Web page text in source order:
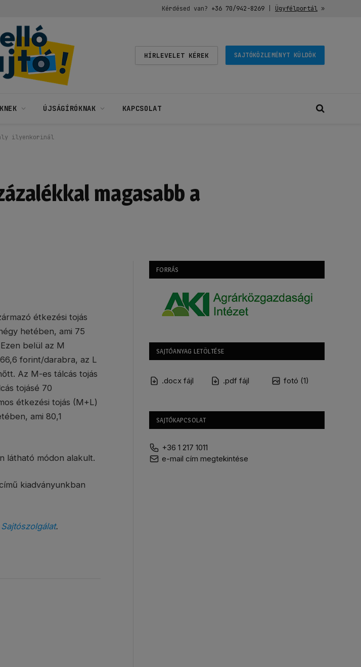
Kérdésed van? +36 70/942-8269| Ügyfélportál»
HÍRLEVELET KÉREK SAJTÓKÖZLEMÉNYT KÜLDÖK
ÚJSÁGÍRÓKNAK KAPCSOLAT
ilyenkorinál
magasabb a
étkezési tojás
hetében, ami 75
belül az M
forint/darabra, az L
Az M-es tálcás tojás
tojásé 70
étkezési tojás (M+L)
ami 80,1
látható módon alakult.
kiadványunkban
.
FORRÁS
SAJTÓANYAG LETÖLTÉSE
.docx fájl .pdf fájl fotó (1)
SAJTÓKAPCSOLAT
+36 1 217 1011
e-mail cím megtekintése